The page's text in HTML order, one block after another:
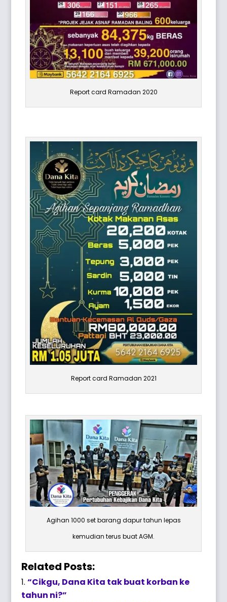
Report card Ramadan 2020
Report card Ramadan 2021
Agihan 1000 set barang dapur tahun lepas
kemudian terus buat AGM.
Related Posts:
“Cikgu, Dana Kita tak buat korban ke
tahun ni?”